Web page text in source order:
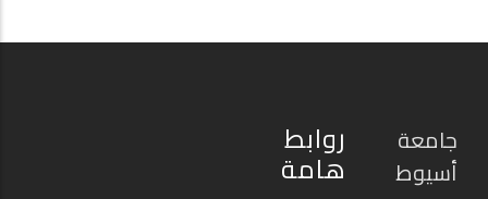
جامعة
أسيوط
روابط
هامة